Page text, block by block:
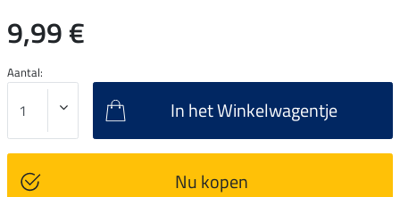
9,99 €
Aantal:
In het Winkelwagentje
Nu kopen